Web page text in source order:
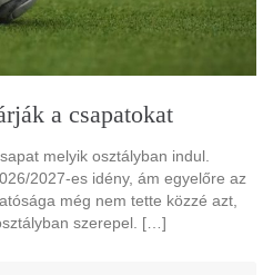
a csapatokat
melyik osztályban indul.
2027-es idény, ám egyelőre az
még nem tette közzé azt,
szerepel. […]